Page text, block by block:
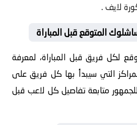
لايف.
المتوقع قبل المباراة
لكل فريق قبل المباراة، لمعرفة
التي سيبدأ بها كل فريق على
متابعة تفاصيل كل لاعب قبل